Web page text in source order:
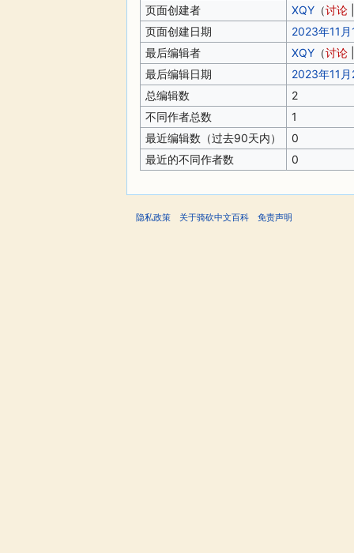
页面创建者 XQY（讨论
页面创建日期
2023年11
最后编辑者
XQY（讨论
最后编辑日期
2023年11
总编辑数
2
不同作者总数
1
最近编辑数（过去90天内）
0
最近的不同作者数
0
隐私政策 关于骑砍中文百科 免责声明